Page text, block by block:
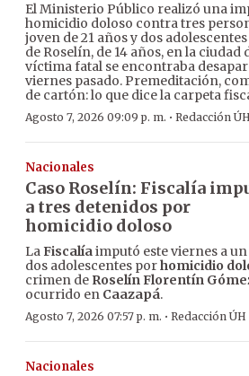
El Ministerio Público realizó una
homicidio doloso contra tres
joven de 21 años y dos
de Roselín, de 14 años, en la ciudad
víctima fatal se encontraba
viernes pasado. Premeditación,
de cartón: lo que dice la carpeta
Agosto 7, 2026 09:09 p. m. · Redacción ÚH
Nacionales
Caso Roselín: Fiscalía
a tres detenidos por
homicidio doloso
LaFiscalíaimputó este viernes a un
dos adolescentes porhomicidio
crimen de Roselín Florentín
ocurrido en Caazapá.
Agosto 7, 2026 07:57 p. m. · Redacción ÚH
Nacionales